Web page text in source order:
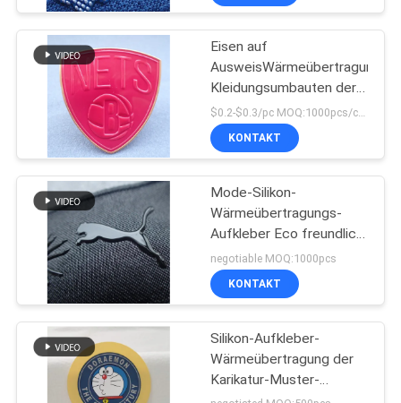
Eisen auf
AusweisWärmeübertragungs-
Kleidungsumbauten der
Kleidungs-Flecken
prägeartigen TPU
KONTAKT
Mode-Silikon-
Wärmeübertragungs-
Aufkleber Eco freundlich
für Sport-Kleid
negotiable MOQ:1000pcs
KONTAKT
Silikon-Aufkleber-
Wärmeübertragung der
Karikatur-Muster-